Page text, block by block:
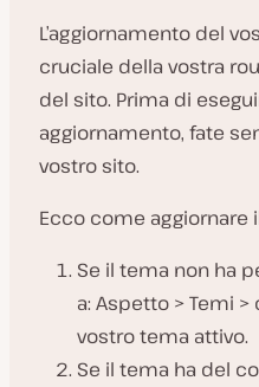
L’aggiornamento del
cruciale della vostra
del sito. Prima di
aggiornamento, fate
vostro sito.
Ecco come aggiornare
Se il tema non ha
a: Aspetto > Temi >
vostro tema attivo.
Se il tema ha del